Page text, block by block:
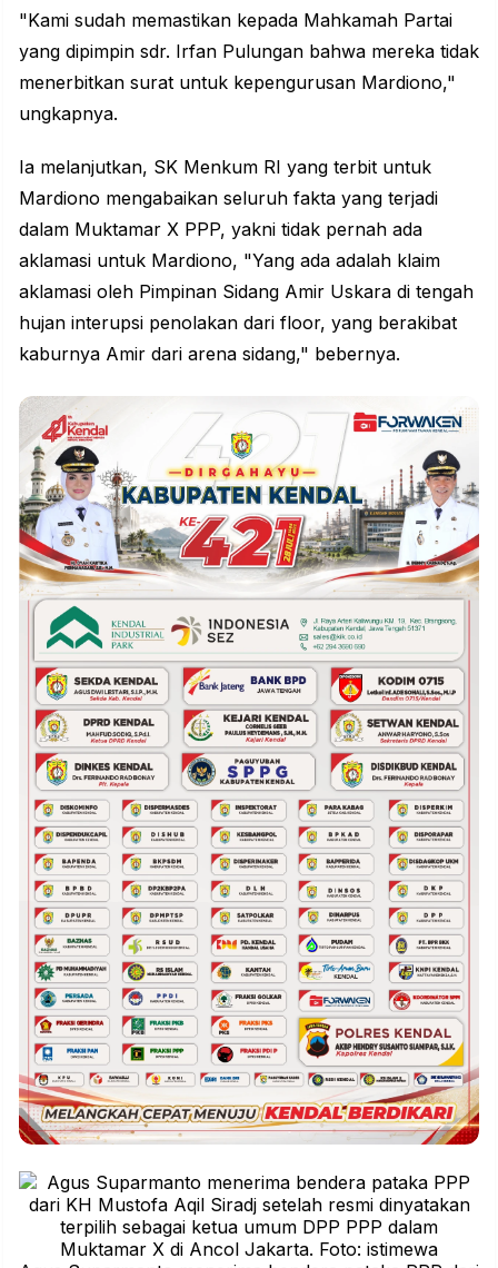
"Kami sudah memastikan kepada Mahkamah Partai
yang dipimpin sdr. Irfan Pulungan bahwa mereka tidak
menerbitkan surat untuk kepengurusan Mardiono,"
ungkapnya.
Ia melanjutkan, SK Menkum RI yang terbit untuk
Mardiono mengabaikan seluruh fakta yang terjadi
dalam Muktamar X PPP, yakni tidak pernah ada
aklamasi untuk Mardiono, "Yang ada adalah klaim
aklamasi oleh Pimpinan Sidang Amir Uskara di tengah
hujan interupsi penolakan dari floor, yang berakibat
kaburnya Amir dari arena sidang," bebernya.